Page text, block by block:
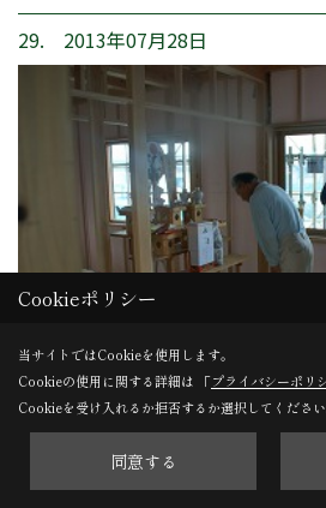
29. 2013年07月28日
上棟式
建て方が終了し、上棟式を執り行い
Cookieポリシー
当サイトではCookieを使用します。
Cookieの使用に関する詳細は 「プライバシーポリ
Cookieを受け入れるか拒否するか選択してください
同意する